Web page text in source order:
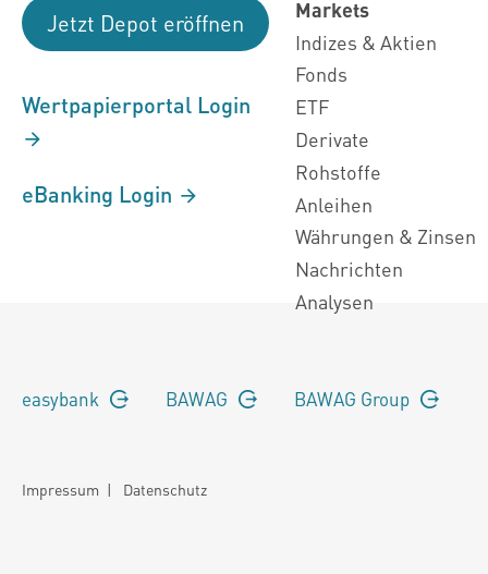
Jetzt Depot eröffnen
Wertpapierportal Login
eBanking Login
Markets
Indizes & Aktien
Fonds
ETF
Derivate
Rohstoffe
Anleihen
Währungen & Zinsen
Nachrichten
Analysen
easybank BAWAG BAWAG Group
Impressum | Datenschutz